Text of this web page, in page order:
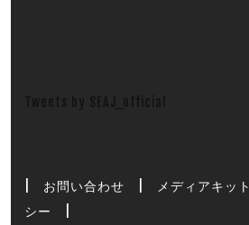
お問い合わせ メディアキット
シー